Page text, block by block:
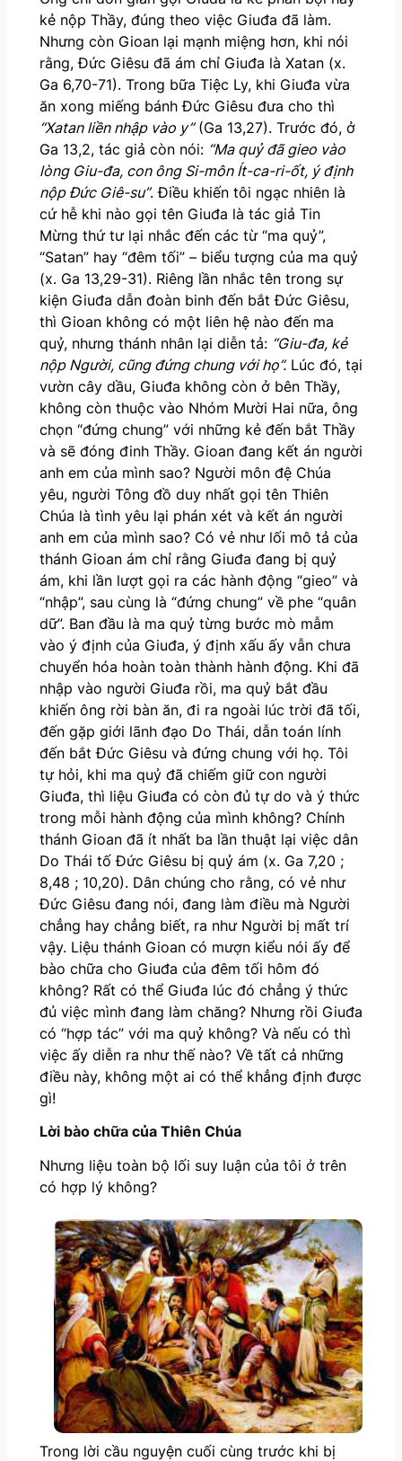
kẻ nộp Thầy, đúng theo việc Giuđa đã làm.
Nhưng còn Gioan lại mạnh miệng hơn, khi nói
rằng, Đức Giêsu đã ám chỉ Giuđa là Xatan (x.
Ga 6,70-71). Trong bữa Tiệc Ly, khi Giuđa vừa
ăn xong miếng bánh Đức Giêsu đưa cho thì
“Xatan liền nhập vào y”(Ga 13,27). Trước đó, ở
Ga 13,2, tác giả còn nói: “Ma quỷ đã gieo vào
lòng Giu-đa, con ông Si-môn Ít-ca-ri-ốt, ý định
nộp Đức Giê-su”. Điều khiến tôi ngạc nhiên là
cứ hễ khi nào gọi tên Giuđa là tác giả Tin
Mừng thứ tư lại nhắc đến các từ “ma quỷ”,
“Satan” hay “đêm tối” – biểu tượng của ma quỷ
(x. Ga 13,29-31). Riêng lần nhắc tên trong sự
kiện Giuđa dẫn đoàn binh đến bắt Đức Giêsu,
thì Gioan không có một liên hệ nào đến ma
quỷ, nhưng thánh nhân lại diễn tả: “Giu-đa, kẻ
nộp Người, cũng đứng chung với họ”.Lúc đó, tại
vườn cây dầu, Giuđa không còn ở bên Thầy,
không còn thuộc vào Nhóm Mười Hai nữa, ông
chọn “đứng chung” với những kẻ đến bắt Thầy
và sẽ đóng đinh Thầy. Gioan đang kết án người
anh em của mình sao? Người môn đệ Chúa
yêu, người Tông đồ duy nhất gọi tên Thiên
Chúa là tình yêu lại phán xét và kết án người
anh em của mình sao? Có vẻ như lối mô tả của
thánh Gioan ám chỉ rằng Giuđa đang bị quỷ
ám, khi lần lượt gọi ra các hành động “gieo” và
“nhập”, sau cùng là “đứng chung” về phe “quân
dữ”. Ban đầu là ma quỷ từng bước mò mẫm
vào ý định của Giuđa, ý định xấu ấy vẫn chưa
chuyển hóa hoàn toàn thành hành động. Khi đã
nhập vào người Giuđa rồi, ma quỷ bắt đầu
khiến ông rời bàn ăn, đi ra ngoài lúc trời đã tối,
đến gặp giới lãnh đạo Do Thái, dẫn toán lính
đến bắt Đức Giêsu và đứng chung với họ. Tôi
tự hỏi, khi ma quỷ đã chiếm giữ con người
Giuđa, thì liệu Giuđa có còn đủ tự do và ý thức
trong mỗi hành động của mình không? Chính
thánh Gioan đã ít nhất ba lần thuật lại việc dân
Do Thái tố Đức Giêsu bị quỷ ám (x. Ga 7,20 ;
8,48 ; 10,20). Dân chúng cho rằng, có vẻ như
Đức Giêsu đang nói, đang làm điều mà Người
chẳng hay chẳng biết, ra như Người bị mất trí
vậy. Liệu thánh Gioan có mượn kiểu nói ấy để
bào chữa cho Giuđa của đêm tối hôm đó
không? Rất có thể Giuđa lúc đó chẳng ý thức
đủ việc mình đang làm chăng? Nhưng rồi Giuđa
có “hợp tác” với ma quỷ không? Và nếu có thì
việc ấy diễn ra như thế nào? Về tất cả những
điều này, không một ai có thể khẳng định được
gì!
Lời bào chữa của Thiên Chúa
Nhưng liệu toàn bộ lối suy luận của tôi ở trên
có hợp lý không?
Trong lời cầu nguyện cuối cùng trước khi bị